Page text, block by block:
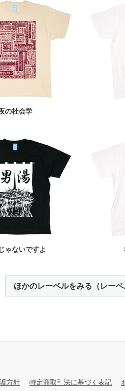
の社会学
ゃないですよ
ほかのレーベルをみる（レー
方針 特定商取引法に基づく表記